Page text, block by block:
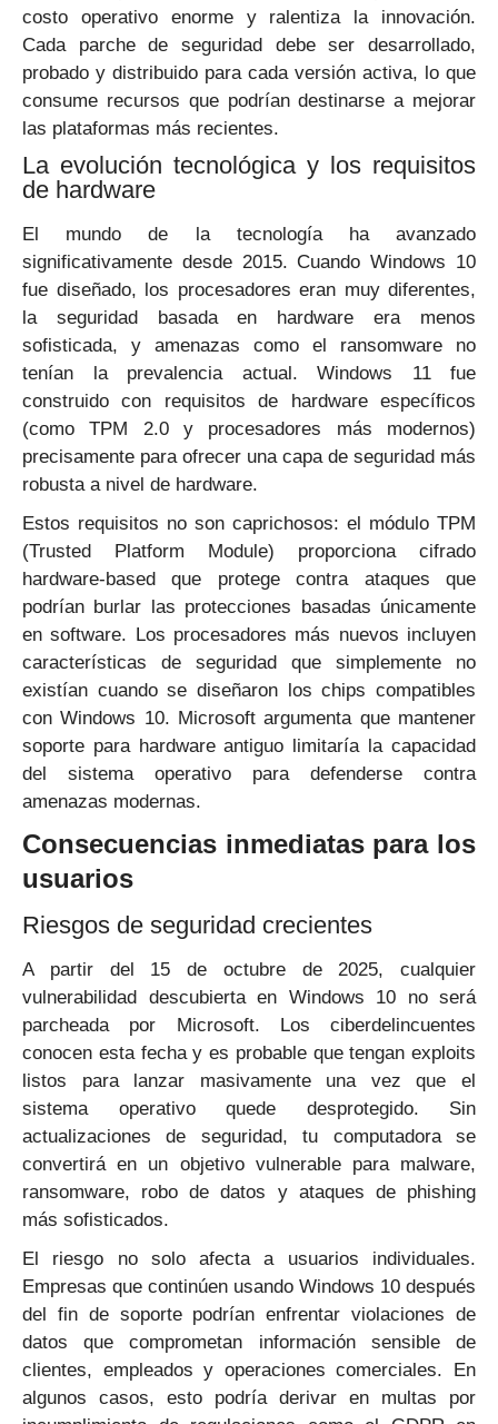
costo operativo enorme y ralentiza la innovación.
Cada parche de seguridad debe ser desarrollado,
probado y distribuido para cada versión activa, lo que
consume recursos que podrían destinarse a mejorar
las plataformas más recientes.
La evolución tecnológica y los requisitos
de hardware
El mundo de la tecnología ha avanzado
significativamente desde 2015. Cuando Windows 10
fue diseñado, los procesadores eran muy diferentes,
la seguridad basada en hardware era menos
sofisticada, y amenazas como el ransomware no
tenían la prevalencia actual. Windows 11 fue
construido con requisitos de hardware específicos
(como TPM 2.0 y procesadores más modernos)
precisamente para ofrecer una capa de seguridad más
robusta a nivel de hardware.
Estos requisitos no son caprichosos: el módulo TPM
(Trusted Platform Module) proporciona cifrado
hardware-based que protege contra ataques que
podrían burlar las protecciones basadas únicamente
en software. Los procesadores más nuevos incluyen
características de seguridad que simplemente no
existían cuando se diseñaron los chips compatibles
con Windows 10. Microsoft argumenta que mantener
soporte para hardware antiguo limitaría la capacidad
del sistema operativo para defenderse contra
amenazas modernas.
Consecuencias inmediatas para los
usuarios
Riesgos de seguridad crecientes
A partir del 15 de octubre de 2025, cualquier
vulnerabilidad descubierta en Windows 10 no será
parcheada por Microsoft. Los ciberdelincuentes
conocen esta fecha y es probable que tengan exploits
listos para lanzar masivamente una vez que el
sistema operativo quede desprotegido. Sin
actualizaciones de seguridad, tu computadora se
convertirá en un objetivo vulnerable para malware,
ransomware, robo de datos y ataques de phishing
más sofisticados.
El riesgo no solo afecta a usuarios individuales.
Empresas que continúen usando Windows 10 después
del fin de soporte podrían enfrentar violaciones de
datos que comprometan información sensible de
clientes, empleados y operaciones comerciales. En
algunos casos, esto podría derivar en multas por